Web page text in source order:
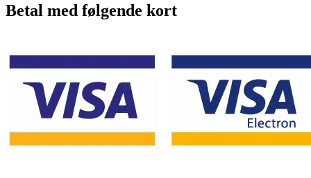
Betal med følgende kort